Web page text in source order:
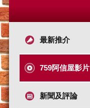
最新推介
759阿信屋影片
新聞及評論